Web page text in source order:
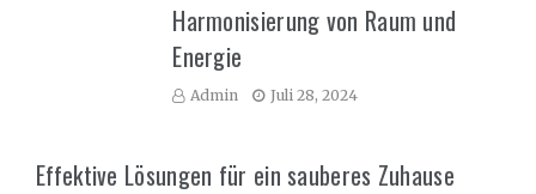
Harmonisierung von Raum und
Energie
Admin Juli 28, 2024
Effektive Lösungen für ein sauberes Zuhause